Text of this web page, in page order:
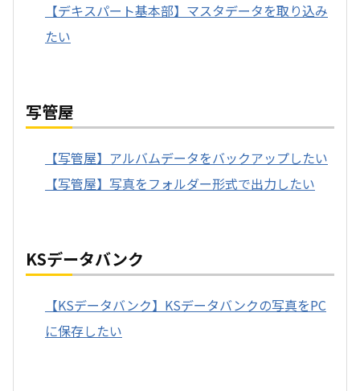
【デキスパート基本部】マスタデータを取り込み
たい
写管屋
【写管屋】アルバムデータをバックアップしたい
【写管屋】写真をフォルダー形式で出力したい
KSデータバンク
【KSデータバンク】KSデータバンクの写真をPC
に保存したい